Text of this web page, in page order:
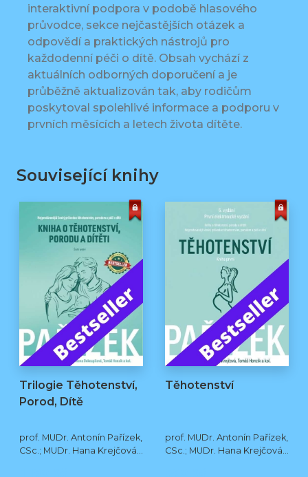
interaktivní podpora v podobě hlasového
průvodce, sekce nejčastějších otázek a
odpovědí a praktických nástrojů pro
každodenní péči o dítě. Obsah vychází z
aktuálních odborných doporučení a je
průběžně aktualizován tak, aby rodičům
poskytoval spolehlivé informace a podporu v
prvních měsících a letech života dítěte.
Související knihy
Trilogie Těhotenství,
Porod, Dítě
prof. MUDr. Antonín Pařízek,
CSc.; MUDr. Hana Krejčová,
Těhotenství
prof. MUDr. Antonín Pařízek,
CSc.; MUDr. Hana Krejčová,